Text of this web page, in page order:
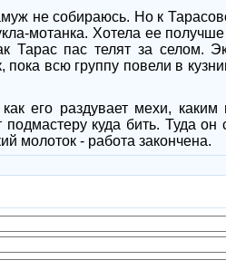
не собираюсь. Но к
мотанка. Хотела ее
Тарас пас телят за селом.
всю группу повели в
его раздувает мехи, каким
куда бить. Туда он
молоток - работа закончена.